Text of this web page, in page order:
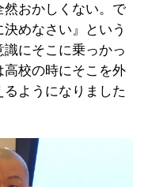
おかしくない。で
めなさい』という
にそこに乗っかっ
校の時にそこを外
ようになりました